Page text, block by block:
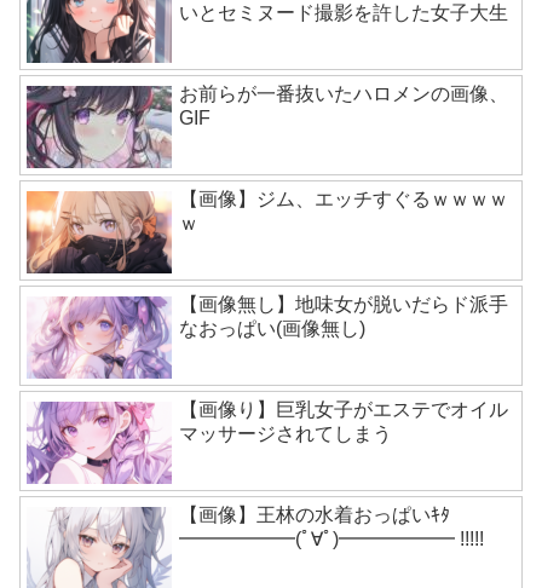
いとセミヌード撮影を許した女子大生
お前らが一番抜いたハロメンの画像、
GIF
【画像】ジム、エッチすぐるｗｗｗｗ
ｗ
【画像無し】地味女が脱いだらド派手
なおっぱい(画像無し)
【画像り】巨乳女子がエステでオイル
マッサージされてしまう
【画像】王林の水着おっぱいｷﾀ
━━━━━━(ﾟ∀ﾟ)━━━━━━ !!!!!